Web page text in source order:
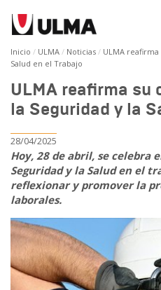
Inicio ULMA Noticias
ULMA
Salud en el Trabajo
ULMA reafirma su
la Seguridad y la
28/04/2025
Hoy, 28 de abril, se celebra
Seguridad y la Salud en el
reflexionar y promover la
laborales.